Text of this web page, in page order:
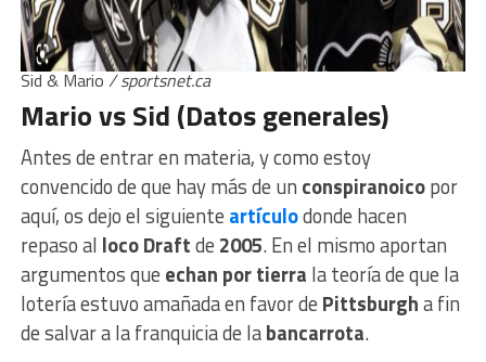
Sid & Mario / sportsnet.ca
Mario vs Sid (Datos generales)
Antes de entrar en materia, y como estoy
convencido de que hay más de un conspiranoicopor
aquí, os dejo el siguiente artículodonde hacen
repaso al loco Draftde 2005. En el mismo aportan
argumentos que echan por tierra la teoría de que la
lotería estuvo amañada en favor de Pittsburgha fin
de salvar a la franquicia de labancarrota.